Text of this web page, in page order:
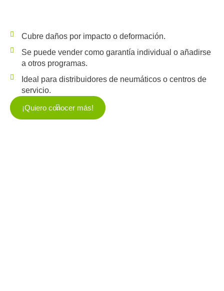
Cubre daños por impacto o deformación.
Se puede vender como garantía individual o añadirse
a otros programas.
Ideal para distribuidores de neumáticos o centros de
servicio.
¡Quiero conocer más!